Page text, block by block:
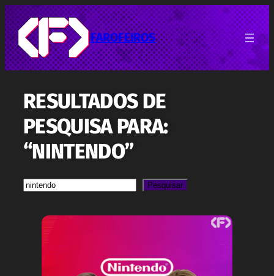
Pular
para
o
conteúdo
FAROFEIROS
RESULTADOS DE
PESQUISA PARA:
“NINTENDO”
Pesquisa Pesquisar